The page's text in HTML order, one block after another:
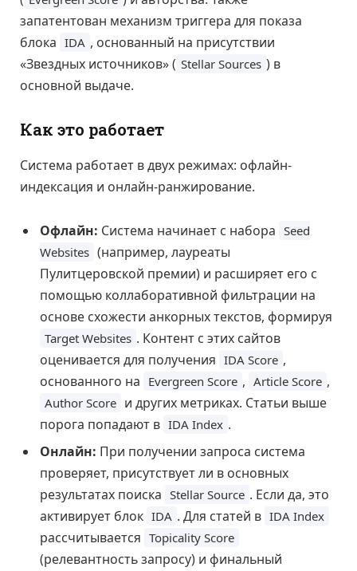
запатентован механизм триггера для показа
блока IDA , основанный на присутствии
«Звездных источников» ( Stellar Sources ) в
основной выдаче.
Как это работает
Система работает в двух режимах: офлайн-
индексация и онлайн-ранжирование.
Офлайн: Система начинает с набора Seed
Websites (например, лауреаты
Пулитцеровской премии) и расширяет его с
помощью коллаборативной фильтрации на
основе схожести анкорных текстов, формируя
Target Websites . Контент с этих сайтов
оценивается для получения IDA Score ,
основанного на Evergreen Score , Article Score ,
Author Score и других метриках. Статьи выше
порога попадают в IDA Index .
Онлайн: При получении запроса система
проверяет, присутствует ли в основных
результатах поиска Stellar Source . Если да, это
активирует блок IDA . Для статей в IDA Index
рассчитывается Topicality Score
(релевантность запросу) и финальный